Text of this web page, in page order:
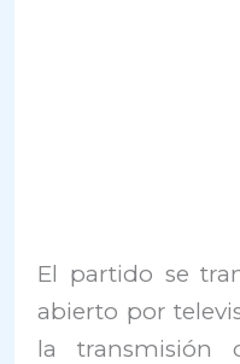
El partido se
abierto por
la transmisión